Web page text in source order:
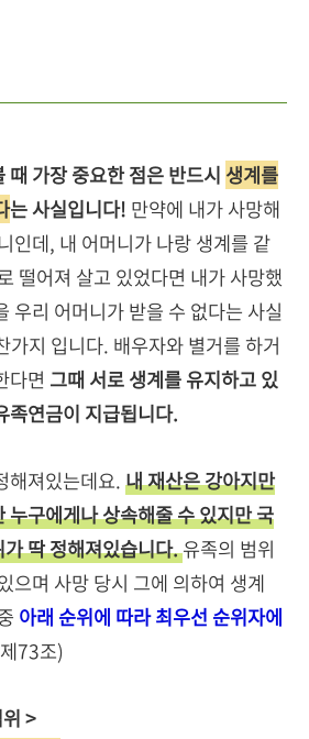
때 가장 중요한 점은 반드시 생계를
는 사실입니다! 만약에 내가 사망해
인데, 내 어머니가 나랑 생계를 같
떨어져 살고 있었다면 내가 사망했
우리 어머니가 받을 수 없다는 사실
가지 입니다. 배우자와 별거를 하거
다면 그때 서로 생계를 유지하고 있
족연금이 지급됩니다.
해져있는데요.내 재산은 강아지만
누구에게나 상속해줄 수 있지만 국
딱 정해져있습니다.유족의 범위
으며 사망 당시 그에 의하여 생계
아래 순위에 따라 최우선 순위자에
73조)
>